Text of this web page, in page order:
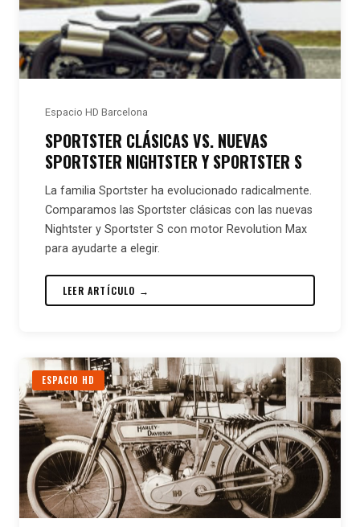
Espacio HD Barcelona
SPORTSTER CLÁSICAS VS. NUEVAS
SPORTSTER NIGHTSTER Y SPORTSTER S
La familia Sportster ha evolucionado radicalmente.
Comparamos las Sportster clásicas con las nuevas
Nightster y Sportster S con motor Revolution Max
para ayudarte a elegir.
LEER ARTÍCULO →
ESPACIO HD